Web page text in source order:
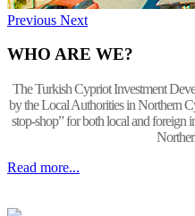
Previous Next
WHO ARE WE?
The Turkish Cypriot Investment
by the Local Authorities in Northern
stop-shop” for both local and foreign
Read more...